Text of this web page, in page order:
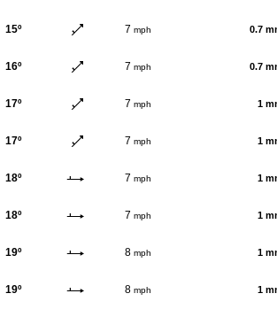
15º 7 mph 0.7
16º 7 mph 0.7
17º 7 mph 1
17º 7 mph 1
18º 7 mph 1
18º 7 mph 1
19º 8 mph 1
19º 8 mph 1